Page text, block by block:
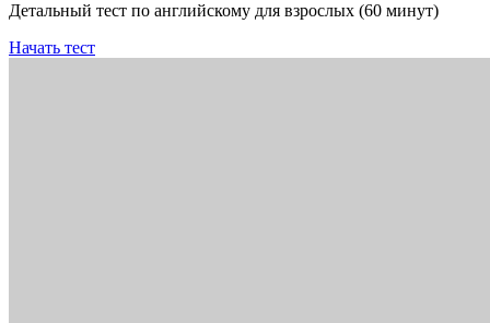
Детальный тест по английскому для взрослых (60 минут)
Начать тест